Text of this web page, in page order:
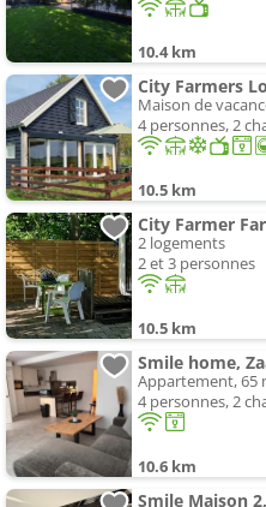
10.4 km
Maison de
4 personnes, 2
10.5 km
2 logements
2 et 3 personnes
10.5 km
Appartement, 65
4 personnes, 2
10.6 km